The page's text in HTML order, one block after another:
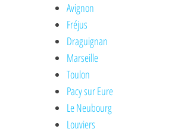
Avignon
Fréjus
Draguignan
Marseille
Toulon
Pacy sur Eure
Le Neubourg
Louviers